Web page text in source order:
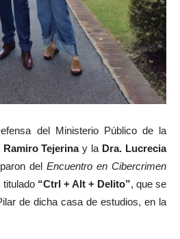
del Ministerio Público de la
Ramiro Tejerinay la Dra. Lucrecia
del Encuentro en Cibercrimen
titulado “Ctrl + Alt + Delito”, que se
de dicha casa de estudios, en la